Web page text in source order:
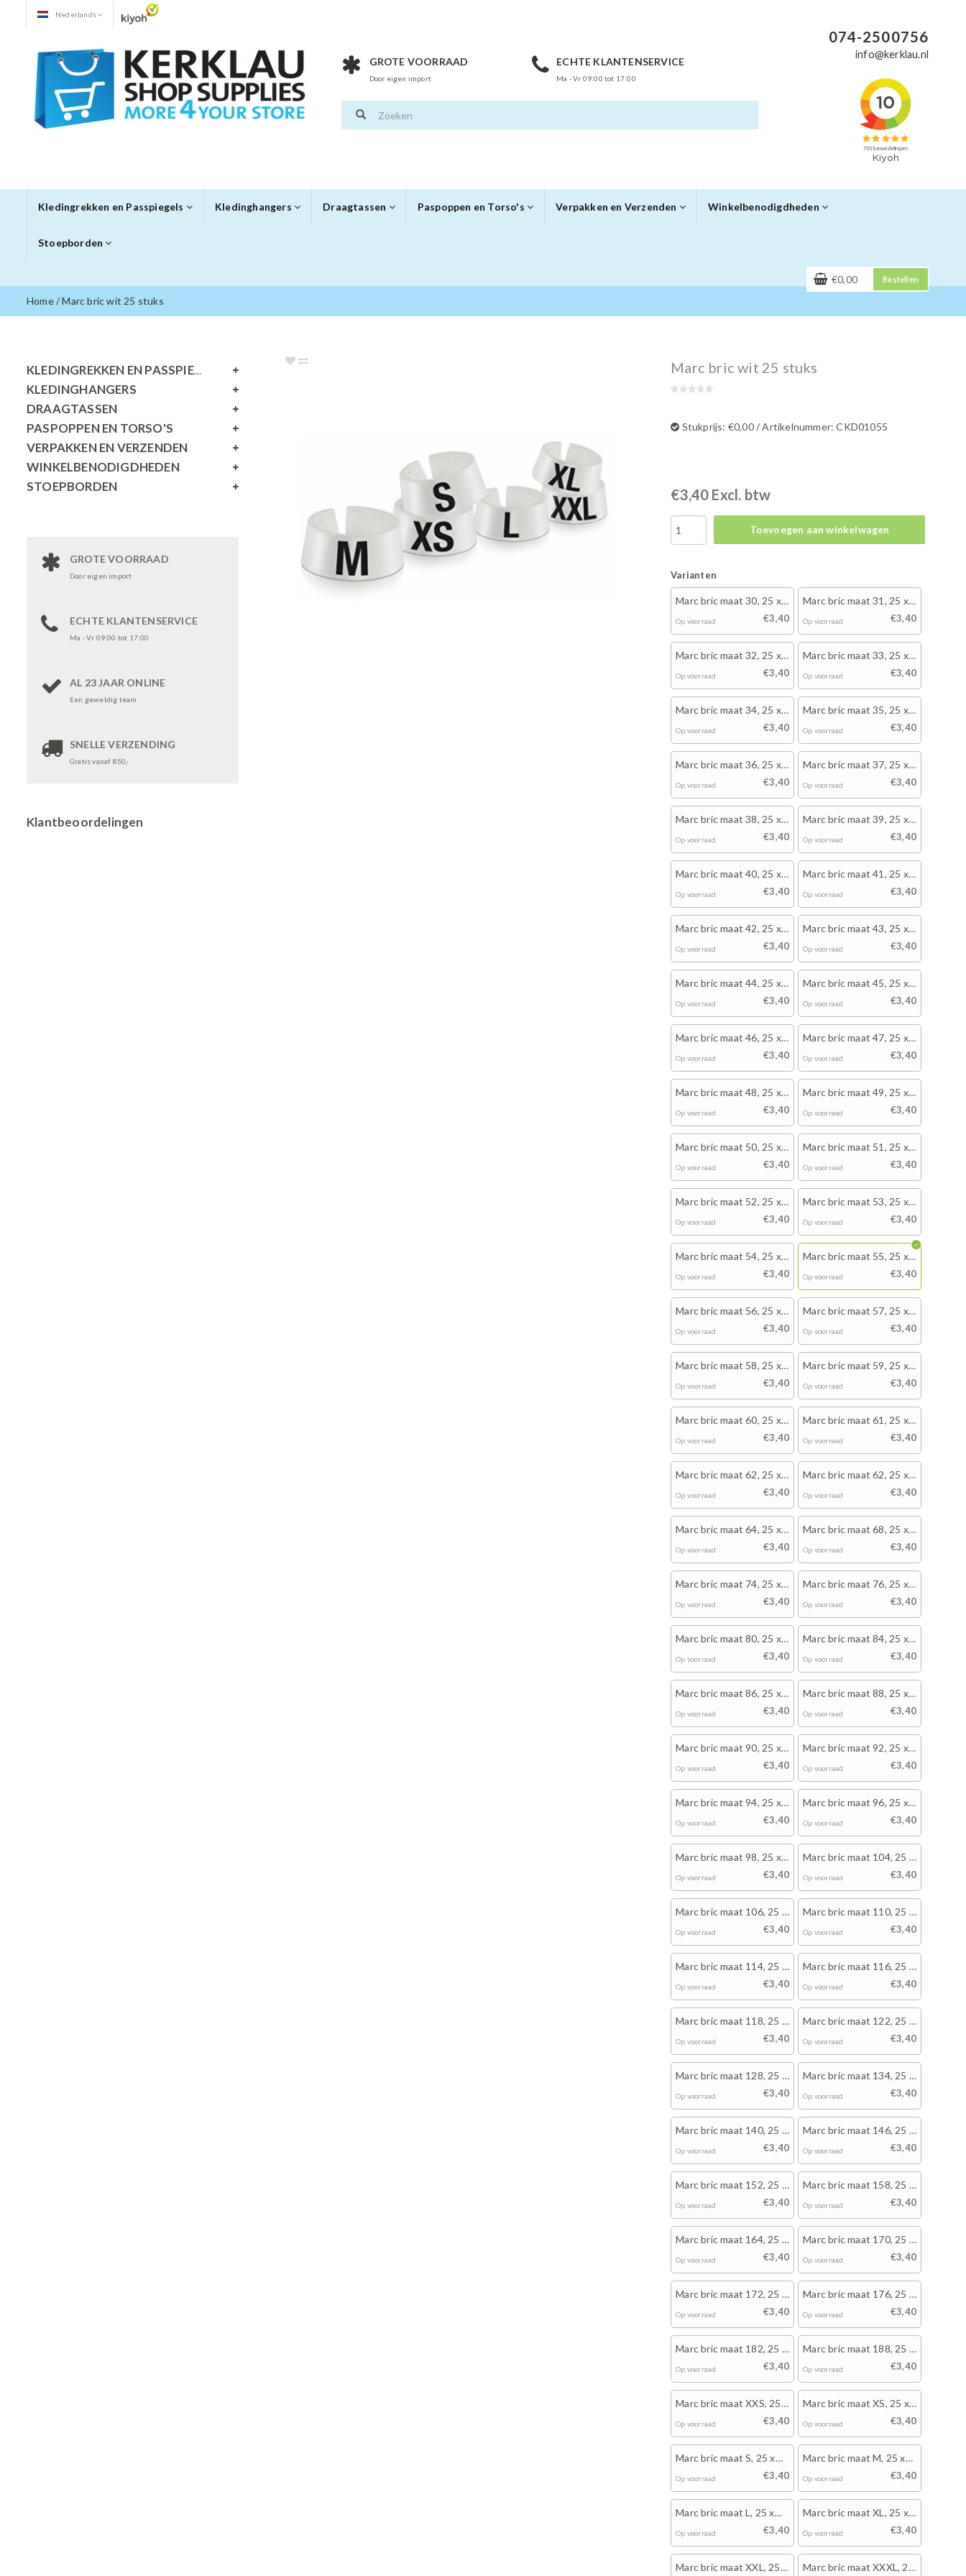
Nederlands
GROTE VOORRAAD
Door eigen import
ECHTE KLANTENSERVICE
Ma - Vr 09:00 tot 17:00
074-2500756
info@kerklau.nl
Kledingrekken en Passpiegels Kledinghangers Draagtassen Paspoppen en Torso's Verpakken en Verzenden Winkelbenodigdheden
Stoepborden
€0,00 Bestellen
Home/Marc bric wit 25 stuks
KLEDINGREKKEN EN PASSPIEGELS
KLEDINGHANGERS
DRAAGTASSEN
PASPOPPEN EN TORSO'S
VERPAKKEN EN VERZENDEN
WINKELBENODIGDHEDEN
STOEPBORDEN
GROTE VOORRAAD
Door eigen import
ECHTE KLANTENSERVICE
Ma - Vr 09:00 tot 17:00
AL 23 JAAR ONLINE
Een geweldig team
SNELLE VERZENDING
Gratis vanaf 850,-
Klantbeoordelingen
Marc bric wit 25 stuks
Stukprijs: €0,00 / Artikelnummer: CKD01055
€3,40 Excl. btw
Toevoegen aan winkelwagen
Varianten
Marc bric maat 30, 25 x
wit
€3,40
Op voorraad
Marc bric maat 31, 25 x
wit
€3,40
Op voorraad
Marc bric maat 32, 25 x
wit
€3,40
Op voorraad
Marc bric maat 33, 25 x
wit
€3,40
Op voorraad
Marc bric maat 34, 25 x
wit
€3,40
Op voorraad
Marc bric maat 35, 25 x
wit
€3,40
Op voorraad
Marc bric maat 36, 25 x
wit
€3,40
Op voorraad
Marc bric maat 37, 25 x
wit
€3,40
Op voorraad
Marc bric maat 38, 25 x
wit
€3,40
Op voorraad
Marc bric maat 39, 25 x
wit
€3,40
Op voorraad
Marc bric maat 40, 25 x
wit
€3,40
Op voorraad
Marc bric maat 41, 25 x
wit
€3,40
Op voorraad
Marc bric maat 42, 25 x
wit
€3,40
Op voorraad
Marc bric maat 43, 25 x
wit
€3,40
Op voorraad
Marc bric maat 44, 25 x
wit
€3,40
Op voorraad
Marc bric maat 45, 25 x
wit
€3,40
Op voorraad
Marc bric maat 46, 25 x
wit
€3,40
Op voorraad
Marc bric maat 47, 25 x
wit
€3,40
Op voorraad
Marc bric maat 48, 25 x
wit
€3,40
Op voorraad
Marc bric maat 49, 25 x
wit
€3,40
Op voorraad
Marc bric maat 50, 25 x
wit
€3,40
Op voorraad
Marc bric maat 51, 25 x
wit
€3,40
Op voorraad
Marc bric maat 52, 25 x
wit
€3,40
Op voorraad
Marc bric maat 53, 25 x
wit
€3,40
Op voorraad
Marc bric maat 54, 25 x
wit
€3,40
Op voorraad
Marc bric maat 55, 25 x
wit
€3,40
Op voorraad
Marc bric maat 56, 25 x
wit
€3,40
Op voorraad
Marc bric maat 57, 25 x
wit
€3,40
Op voorraad
Marc bric maat 58, 25 x
wit
€3,40
Op voorraad
Marc bric maat 59, 25 x
wit
€3,40
Op voorraad
Marc bric maat 60, 25 x
wit
€3,40
Op voorraad
Marc bric maat 61, 25 x
wit
€3,40
Op voorraad
Marc bric maat 62, 25 x
wit
€3,40
Op voorraad
Marc bric maat 62, 25 x
wit
€3,40
Op voorraad
Marc bric maat 64, 25 x
wit
€3,40
Op voorraad
Marc bric maat 68, 25 x
wit
€3,40
Op voorraad
Marc bric maat 74, 25 x
wit
€3,40
Op voorraad
Marc bric maat 76, 25 x
wit
€3,40
Op voorraad
Marc bric maat 80, 25 x
wit
€3,40
Op voorraad
Marc bric maat 84, 25 x
wit
€3,40
Op voorraad
Marc bric maat 86, 25 x
wit
€3,40
Op voorraad
Marc bric maat 88, 25 x
wit
€3,40
Op voorraad
Marc bric maat 90, 25 x
wit
€3,40
Op voorraad
Marc bric maat 92, 25 x
wit
€3,40
Op voorraad
Marc bric maat 94, 25 x
wit
€3,40
Op voorraad
Marc bric maat 96, 25 x
wit
€3,40
Op voorraad
Marc bric maat 98, 25 x
wit
€3,40
Op voorraad
Marc bric maat 104, 25 x
wit
€3,40
Op voorraad
Marc bric maat 106, 25 x
wit
€3,40
Op voorraad
Marc bric maat 110, 25 x
wit
€3,40
Op voorraad
Marc bric maat 114, 25 x
wit
€3,40
Op voorraad
Marc bric maat 116, 25 x
wit
€3,40
Op voorraad
Marc bric maat 118, 25 x
wit
€3,40
Op voorraad
Marc bric maat 122, 25 x
wit
€3,40
Op voorraad
Marc bric maat 128, 25 x
wit
€3,40
Op voorraad
Marc bric maat 134, 25 x
wit
€3,40
Op voorraad
Marc bric maat 140, 25 x
wit
€3,40
Op voorraad
Marc bric maat 146, 25 x
wit
€3,40
Op voorraad
Marc bric maat 152, 25 x
wit
€3,40
Op voorraad
Marc bric maat 158, 25 x
wit
€3,40
Op voorraad
Marc bric maat 164, 25 x
wit
€3,40
Op voorraad
Marc bric maat 170, 25 x
wit
€3,40
Op voorraad
Marc bric maat 172, 25 x
wit
€3,40
Op voorraad
Marc bric maat 176, 25 x
wit
€3,40
Op voorraad
Marc bric maat 182, 25 x
wit
€3,40
Op voorraad
Marc bric maat 188, 25 x
wit
€3,40
Op voorraad
Marc bric maat XXS, 25 x
wit
€3,40
Op voorraad
Marc bric maat XS, 25 x
wit
€3,40
Op voorraad
Marc bric maat S, 25 x
wit
€3,40
Op voorraad
Marc bric maat M, 25 x
wit
€3,40
Op voorraad
Marc bric maat L, 25 x
wit
€3,40
Op voorraad
Marc bric maat XL, 25 x
wit
€3,40
Op voorraad
Marc bric maat XXL, 25 x Marc bric maat XXXL, 25